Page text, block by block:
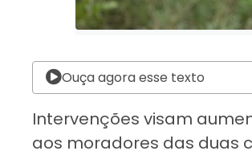
Ouça agora esse texto
Intervenções visam
aos moradores das duas